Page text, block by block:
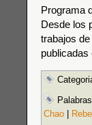
Programa
Desde los
trabajos
publicadas
Chao